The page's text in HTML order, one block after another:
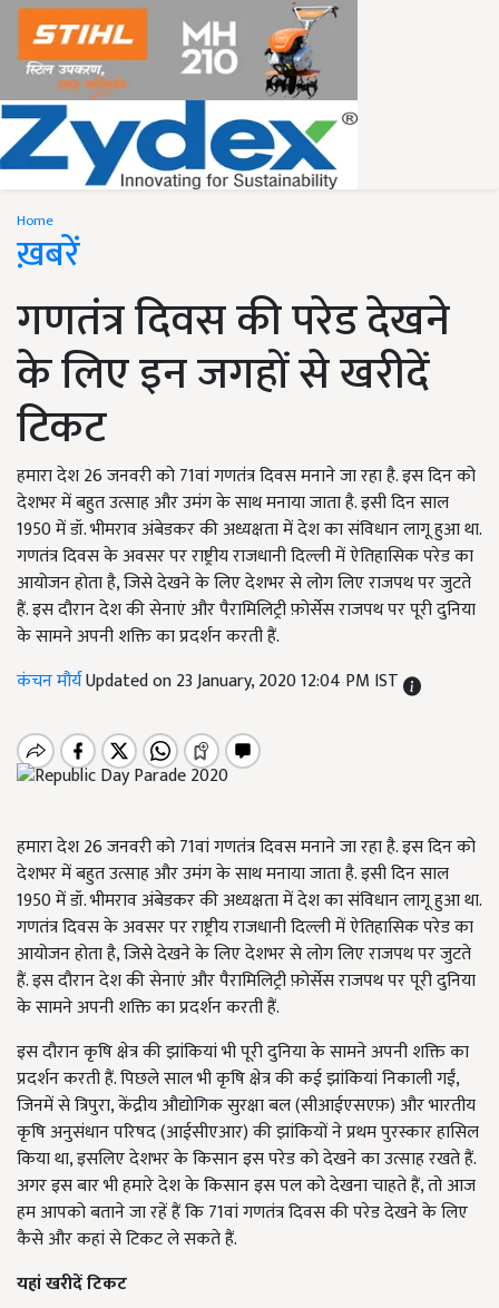
Home
ख़बरें
गणतंत्र दिवस की परेड देखने
के लिए इन जगहों से खरीदें
टिकट
हमारा देश 26 जनवरी को 71वां गणतंत्र दिवस मनाने जा रहा है. इस दिन को
देशभर में बहुत उत्साह और उमंग के साथ मनाया जाता है. इसी दिन साल
1950 में डॉ. भीमराव अंबेडकर की अध्यक्षता में देश का संविधान लागू हुआ था.
गणतंत्र दिवस के अवसर पर राष्ट्रीय राजधानी दिल्ली में ऐतिहासिक परेड का
आयोजन होता है, जिसे देखने के लिए देशभर से लोग लिए राजपथ पर जुटते
हैं. इस दौरान देश की सेनाएं और पैरामिलिट्री फ़ोर्सेस राजपथ पर पूरी दुनिया
के सामने अपनी शक्ति का प्रदर्शन करती हैं.
कंचन मौर्यUpdated on 23 January, 2020 12:04 PM IST
हमारा देश 26 जनवरी को 71वां गणतंत्र दिवस मनाने जा रहा है. इस दिन को
देशभर में बहुत उत्साह और उमंग के साथ मनाया जाता है. इसी दिन साल
1950 में डॉ. भीमराव अंबेडकर की अध्यक्षता में देश का संविधान लागू हुआ था.
गणतंत्र दिवस के अवसर पर राष्ट्रीय राजधानी दिल्ली में ऐतिहासिक परेड का
आयोजन होता है, जिसे देखने के लिए देशभर से लोग लिए राजपथ पर जुटते
हैं. इस दौरान देश की सेनाएं और पैरामिलिट्री फ़ोर्सेस राजपथ पर पूरी दुनिया
के सामने अपनी शक्ति का प्रदर्शन करती हैं.
इस दौरान कृषि क्षेत्र की झांकियां भी पूरी दुनिया के सामने अपनी शक्ति का
प्रदर्शन करती हैं. पिछले साल भी कृषि क्षेत्र की कई झांकियां निकाली गईं,
जिनमें से त्रिपुरा, केंद्रीय औद्योगिक सुरक्षा बल (सीआईएसएफ़) और भारतीय
कृषि अनुसंधान परिषद (आईसीएआर) की झांकियों ने प्रथम पुरस्कार हासिल
किया था, इसलिए देशभर के किसान इस परेड को देखने का उत्साह रखते हैं.
अगर इस बार भी हमारे देश के किसान इस पल को देखना चाहते हैं, तो आज
हम आपको बताने जा रहें हैं कि 71वां गणतंत्र दिवस की परेड देखने के लिए
कैसे और कहां से टिकट ले सकते हैं.
यहां खरीदें टिकट